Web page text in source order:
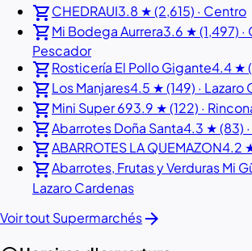
shopping_cartCHEDRAUI3.8 ★ (2,615) · Centro
shopping_cartMi Bodega Aurrera3.6 ★ (1,497) ·
Pescador
shopping_cartRosticería El Pollo Gigante4.4 ★
shopping_cartLos Manjares4.5 ★ (149) · Lazaro
shopping_cartMini Super 693.9 ★ (122) ·
shopping_cartAbarrotes Doña Santa4.3 ★ (83)
shopping_cartABARROTES LA QUEMAZON4.2
shopping_cartAbarrotes, Frutas y Verduras Mi
Lazaro Cardenas
Voir tout Supermarchésarrow_forward